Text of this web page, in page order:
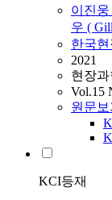
이진웅
우 (
한국
2021
현장
Vol.15
원문보
KCI등재